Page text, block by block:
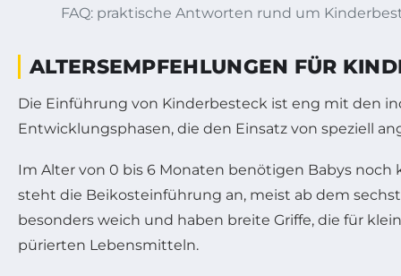
FAQ: praktische Antworten rund um
ALTERSEMPFEHLUNGEN FÜR
Die Einführung von Kinderbesteck ist eng mit den
Entwicklungsphasen, die den Einsatz von speziell
Im Alter von 0 bis 6 Monaten benötigen Babys
steht die Beikosteinführung an, meist ab dem
besonders weich und haben breite Griffe, die für
pürierten Lebensmitteln.